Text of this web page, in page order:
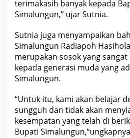
terimakasih banyak kepada
Simalungun,” ujar Sutnia.
Sutnia juga menyampaikan
Simalungun Radiapoh
merupakan sosok yang
kepada generasi muda yang
Simalungun.
“Untuk itu, kami akan belajar
sungguh dan tidak akan
kesempatan yang telah di
Bupati